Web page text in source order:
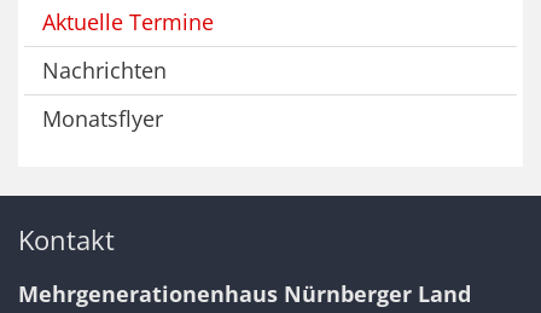
Aktuelle Termine
Nachrichten
Monatsflyer
Kontakt
Mehrgenerationenhaus Nürnberger Land